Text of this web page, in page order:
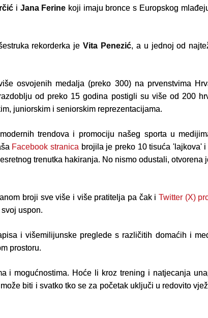
i Jana Ferine koji imaju bronce s Europskog
rekorderka jeVita Penezić, a u jednoj od
osvojenih medalja (preko 300) na prvenstvima
od preko 15 godina postigli su više od 200
juniorskim i seniorskim reprezentacijama.
trendova i promociju našeg sporta u
Facebook stranica brojila je preko 10 tisuća 'lajkova'
trenutka hakiranja. No nismo odustali, otvorena
broji sve više i više pratitelja pa čak i Twitter (X)
uspon.
i višemilijunske preglede s različitih domaćih i
prostoru.
i mogućnostima. Hoće li kroz trening i natjecanja
biti i svatko tko se za početak uključi u redovito